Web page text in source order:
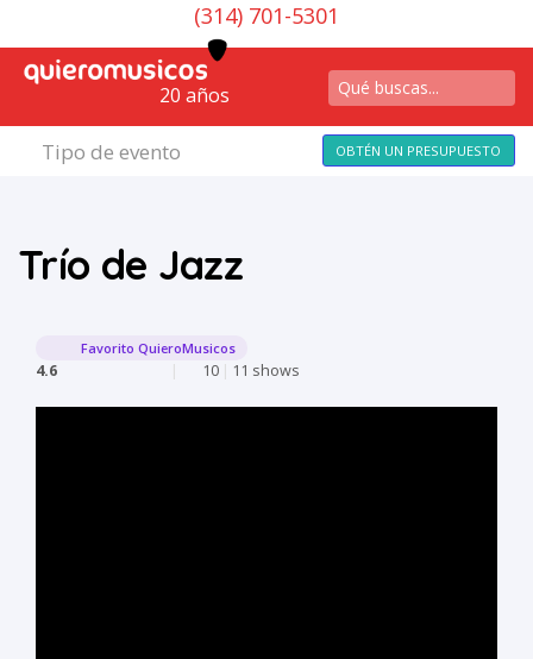
(314) 701-5301
20 años
Tipo de evento OBTÉN UN PRESUPUESTO
Trío de Jazz
Favorito QuieroMusicos
4.6 | 10 | 11 shows